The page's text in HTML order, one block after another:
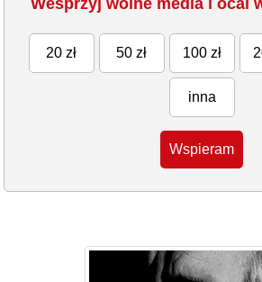
Wesprzyj wolne media i ocal
20 zł 50 zł 100 zł
inna
Wspieram